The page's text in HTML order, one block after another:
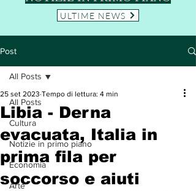
ULTIME NEWS
Post
All Posts
Cultura
Notizie in primo piano
Economia
Arte
All Posts
Libia - Derna
evacuata, Italia in
prima fila per
soccorso e aiuti
25 set 2023 Tempo di lettura: 4 min